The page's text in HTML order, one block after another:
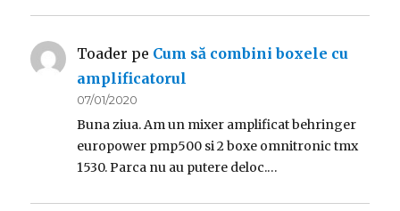
Toader pe Cum să combini boxele cu
amplificatorul
07/01/2020
Buna ziua. Am un mixer amplificat behringer
europower pmp500 si 2 boxe omnitronic tmx
1530. Parca nu au putere deloc.…